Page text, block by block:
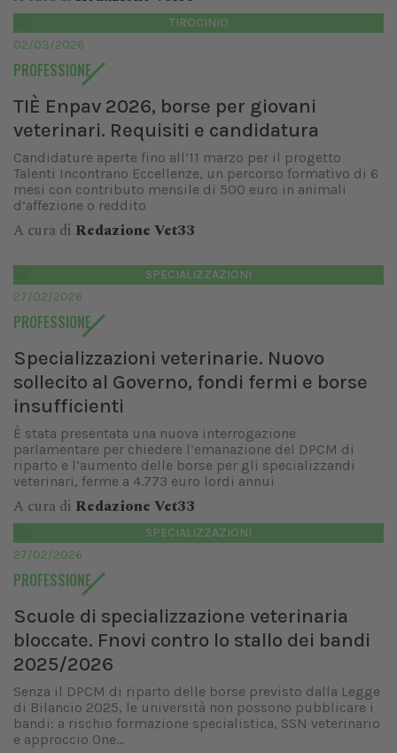
TIROCINIO
02/03/2026
PROFESSIONE
TIÈ Enpav 2026, borse per giovani
veterinari. Requisiti e candidatura
Candidature aperte fino all’11 marzo per il progetto
Talenti Incontrano Eccellenze, un percorso formativo di 6
mesi con contributo mensile di 500 euro in animali
d’affezione o reddito
A cura di Redazione Vet33
SPECIALIZZAZIONI
27/02/2026
PROFESSIONE
Specializzazioni veterinarie. Nuovo
sollecito al Governo, fondi fermi e borse
insufficienti
È stata presentata una nuova interrogazione
parlamentare per chiedere l’emanazione del DPCM di
riparto e l’aumento delle borse per gli specializzandi
veterinari, ferme a 4.773 euro lordi annui
A cura di Redazione Vet33
SPECIALIZZAZIONI
27/02/2026
PROFESSIONE
Scuole di specializzazione veterinaria
bloccate. Fnovi contro lo stallo dei bandi
2025/2026
Senza il DPCM di riparto delle borse previsto dalla Legge
di Bilancio 2025, le università non possono pubblicare i
bandi: a rischio formazione specialistica, SSN veterinario
e approccio One...